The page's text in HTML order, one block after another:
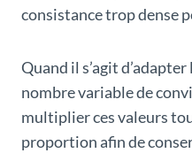
consistance trop dense
Quand il s’agit
nombre variable de
multiplier ces valeurs
proportion afin de